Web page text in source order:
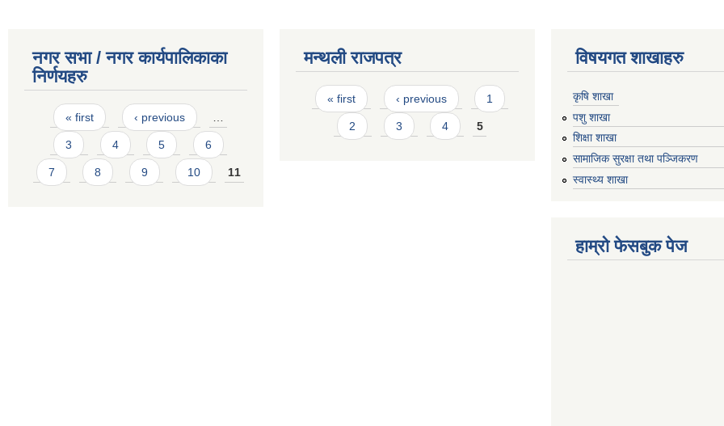
नगर सभा / नगर कार्यपालिकाका
निर्णयहरु
Pages
« first ‹ previous
3 4 5 6
7 8 9 10 11
मन्थली राजपत्र
Pages
« first ‹ previous 1
2 3 4 5
विषयगत शाखाहरु
कृषि शाखा
पशु शाखा
शिक्षा शाखा
सामाजिक सुरक्षा तथा पञ्जिकरण
स्वास्थ्य शाखा
हाम्रो फेसबुक पेज